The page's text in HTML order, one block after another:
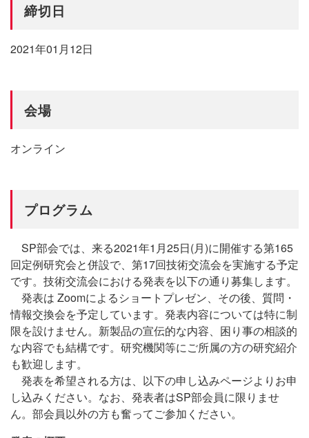
締切日
2021年01月12日
会場
オンライン
プログラム
SP部会では、来る2021年1月25日(月)に開催する第165
回定例研究会と併設で、第17回技術交流会を実施する予定
です。技術交流会における発表を以下の通り募集します。
発表は Zoomによるショートプレゼン、その後、質問・
情報交換会を予定しています。発表内容については特に制
限を設けません。新製品の宣伝的な内容、困り事の相談的
な内容でも結構です。研究機関等にご所属の方の研究紹介
も歓迎します。
発表を希望される方は、以下の申し込みページよりお申
し込みください。なお、発表者はSP部会員に限りませ
ん。部会員以外の方も奮ってご参加ください。